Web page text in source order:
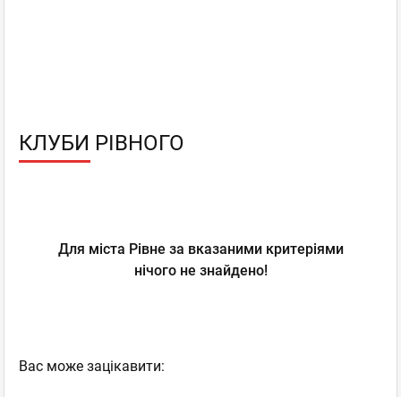
КЛУБИ РІВНОГО
Для міста Рівне за вказаними критеріями
нічого не знайдено!
Вас може зацікавити: